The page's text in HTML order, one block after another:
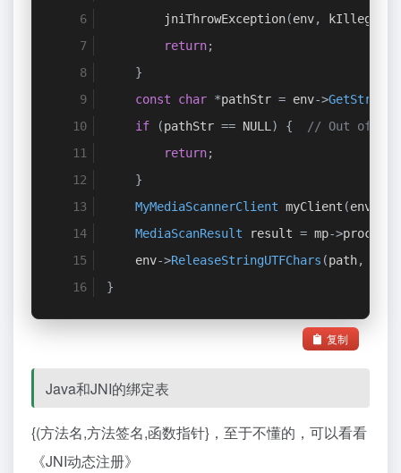
jniThrowException(env,
return;
}
const
char *pathStr = env->
if
(pathStr == NULL ) {
// Out of
return;
}
MyMediaScannerClient myClient (env
MediaScanResult result = mp->
env->ReleaseStringUTFChars (path,
}
复制
Java和JNI的绑定表
{(方法名,方法签名,函数指针}，至于不懂的，可以看看
《JNI动态注册》